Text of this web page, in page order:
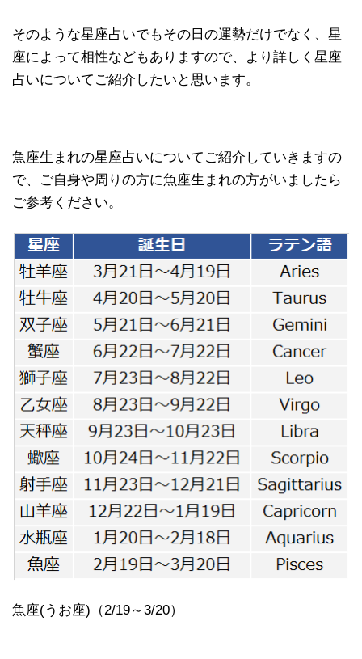
そのような星座占いでもその日の運勢だけでなく、星
座によって相性などもありますので、より詳しく星座
占いについてご紹介したいと思います。
魚座生まれの星座占いについてご紹介していきますの
で、ご自身や周りの方に魚座生まれの方がいましたら
ご参考ください。
魚座(うお座)（2/19～3/20）